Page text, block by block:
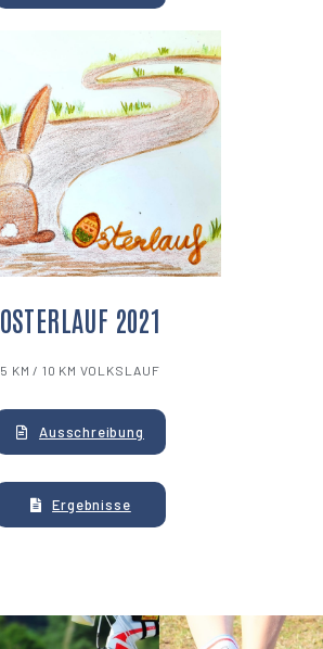
OSTERLAUF 2021
5 KM / 10 KM VOLKSLAUF
Ausschreibung
Ergebnisse